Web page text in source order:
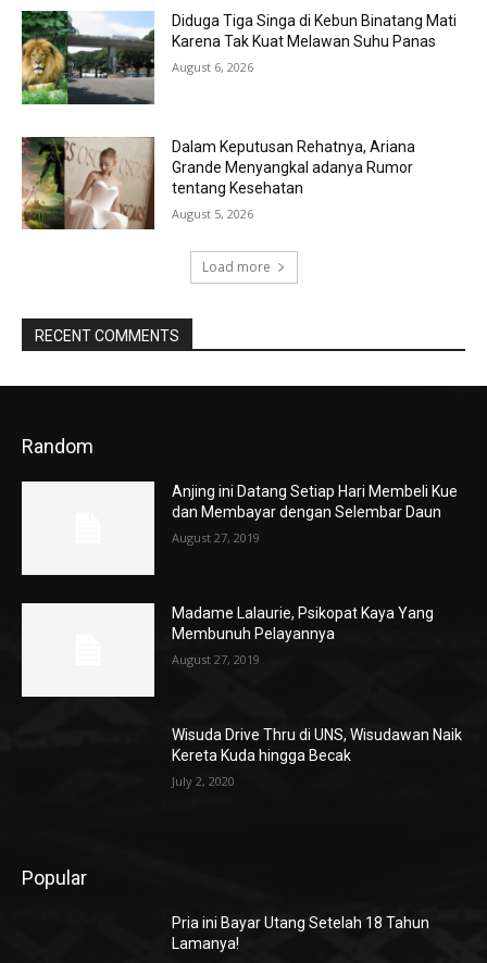
Diduga Tiga Singa di Kebun Binatang Mati
Karena Tak Kuat Melawan Suhu Panas
August 6, 2026
Dalam Keputusan Rehatnya, Ariana
Grande Menyangkal adanya Rumor
tentang Kesehatan
August 5, 2026
Load more
RECENT COMMENTS
Random
Anjing ini Datang Setiap Hari Membeli Kue
dan Membayar dengan Selembar Daun
August 27, 2019
Madame Lalaurie, Psikopat Kaya Yang
Membunuh Pelayannya
August 27, 2019
Wisuda Drive Thru di UNS, Wisudawan Naik
Kereta Kuda hingga Becak
July 2, 2020
Popular
Pria ini Bayar Utang Setelah 18 Tahun
Lamanya!